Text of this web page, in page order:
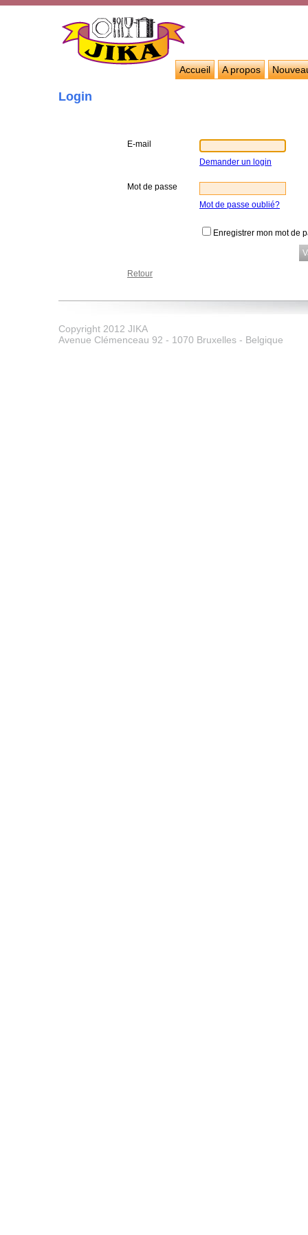
Accueil A propos
Login
E-mail
Demander un login
Mot de passe
Mot de passe oublié?
Enregistrer mon mot de
Retour
Copyright 2012 JIKA
Avenue Clémenceau 92 - 1070 Bruxelles - Belgique